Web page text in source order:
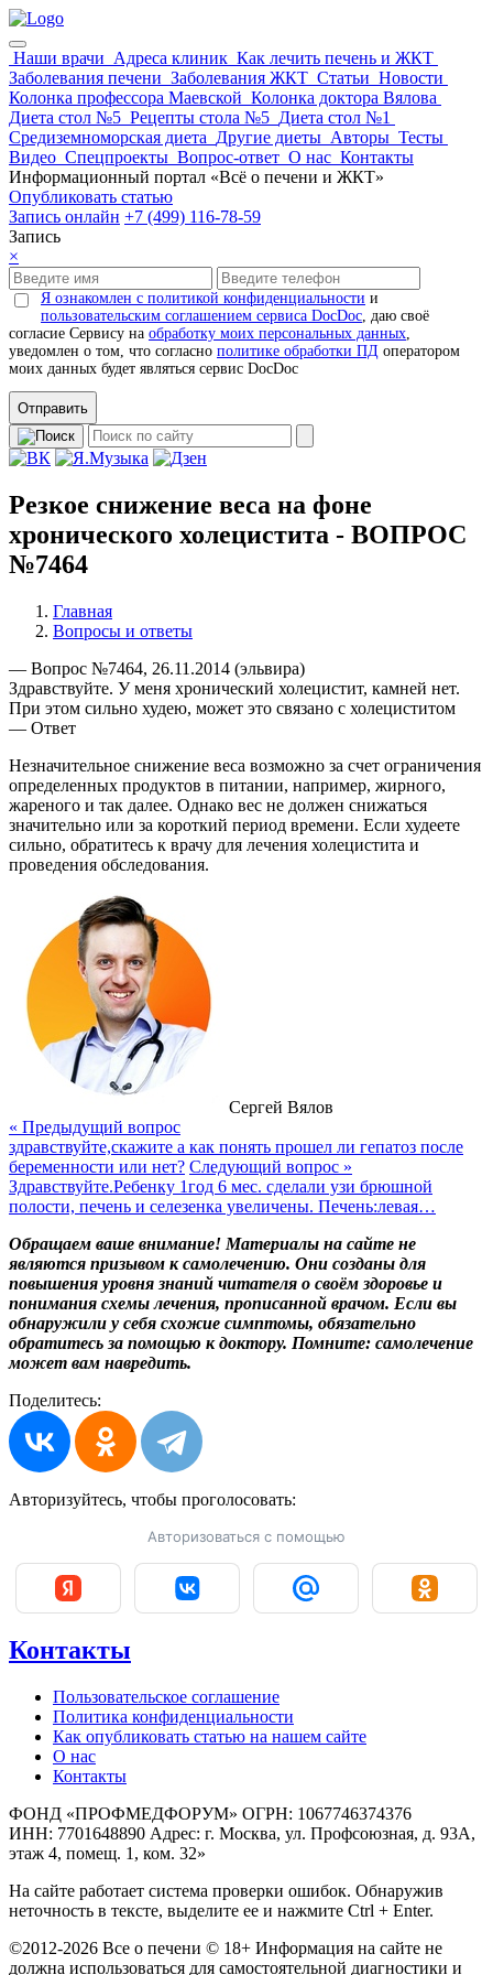
Наши врачи Адреса клиник Как лечить печень и ЖКТ
Заболевания печени Заболевания ЖКТ Статьи Новости
Колонка профессора Маевской Колонка доктора Вялова
Диета стол №5 Рецепты стола №5 Диета стол №1
Средиземноморская диета Другие диеты Авторы Тесты
Видео Спецпроекты Вопрос-ответ О нас Контакты
Информационный портал «Всё о печени и ЖКТ»
Опубликовать статью
Запись онлайн +7 (499) 116-78-59
Запись
×
Я ознакомлен с политикой конфиденциальности и
пользовательским соглашением сервиса DocDoc, даю своё
согласие Сервису на обработку моих персональных данных,
уведомлен о том, что согласно политике обработки ПД оператором
моих данных будет являться сервис DocDoc
Отправить
Резкое снижение веса на фоне
хронического холецистита - ВОПРОС
№7464
Главная
Вопросы и ответы
— Вопрос №7464, 26.11.2014 (эльвира)
Здравствуйте. У меня хронический холецистит, камней нет.
При этом сильно худею, может это связано с холециститом
— Ответ
Незначительное снижение веса возможно за счет ограничения
определенных продуктов в питании, например, жирного,
жареного и так далее. Однако вес не должен снижаться
значительно или за короткий период времени. Если худеете
сильно, обратитесь к врачу для лечения холецистита и
проведения обследования.
Сергей Вялов
« Предыдущий вопрос
здравствуйте,скажите а как понять прошел ли гепатоз после
беременности или нет? Следующий вопрос »
Здравствуйте.Ребенку 1год 6 мес. сделали узи брюшной
полости, печень и селезенка увеличены. Печень:левая…
Обращаем ваше внимание! Материалы на сайте не
являются призывом к самолечению. Они созданы для
повышения уровня знаний читателя о своём здоровье и
понимания схемы лечения, прописанной врачом. Если вы
обнаружили у себя схожие симптомы, обязательно
обратитесь за помощью к доктору. Помните: самолечение
может вам навредить.
Поделитесь:
Авторизуйтесь, чтобы проголосовать:
Авторизоваться с помощью
Контакты
Пользовательское соглашение
Политика конфиденциальности
Как опубликовать статью на нашем сайте
О нас
Контакты
ФОНД «ПРОФМЕДФОРУМ» ОГРН: 1067746374376
ИНН: 7701648890 Адрес: г. Москва, ул. Профсоюзная, д. 93А,
этаж 4, помещ. 1, ком. 32»
На сайте работает система проверки ошибок. Обнаружив
неточность в тексте, выделите ее и нажмите Ctrl + Enter.
©2012-2026 Все о печени © 18+ Информация на сайте не
должна использоваться для самостоятельной диагностики и